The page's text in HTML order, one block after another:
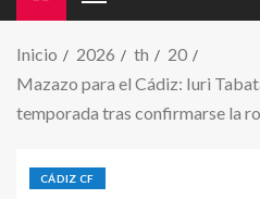
Inicio 2026 th
20
Mazazo para el Cádiz: Iuri
temporada tras confirmarse la
CÁDIZ CF